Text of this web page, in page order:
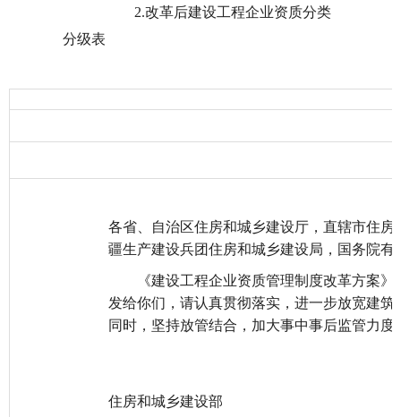
2.改革后建设工程企业资质分类
分级表
各省、自治区住房和城乡建设厅，直辖市住
疆生产建设兵团住房和城乡建设局，国务院有
《建设工程企业资质管理制度改革方案》
发给你们，请认真贯彻落实，进一步放宽建
同时，坚持放管结合，加大事中事后监管力
住房和城乡建设部